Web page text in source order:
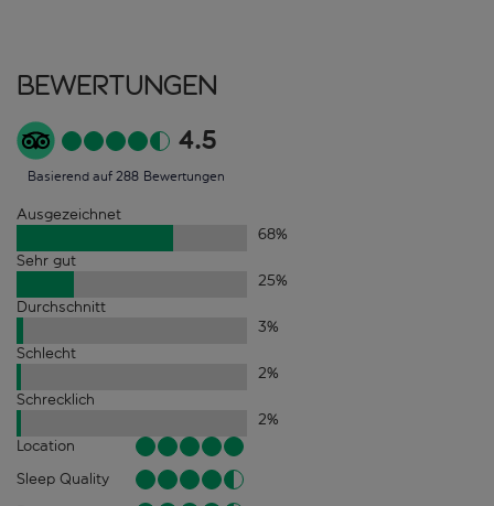
Bewertungen
4.5
Basierend auf 288 Bewertungen
Ausgezeichnet
68%
Sehr gut
25%
Durchschnitt
3%
Schlecht
2%
Schrecklich
2%
Location
Sleep Quality